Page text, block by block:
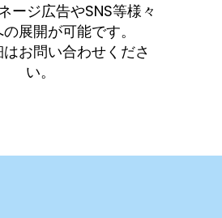
ージ広告やSNS等様々
展開が可能です。
お問い合わせくださ
い。